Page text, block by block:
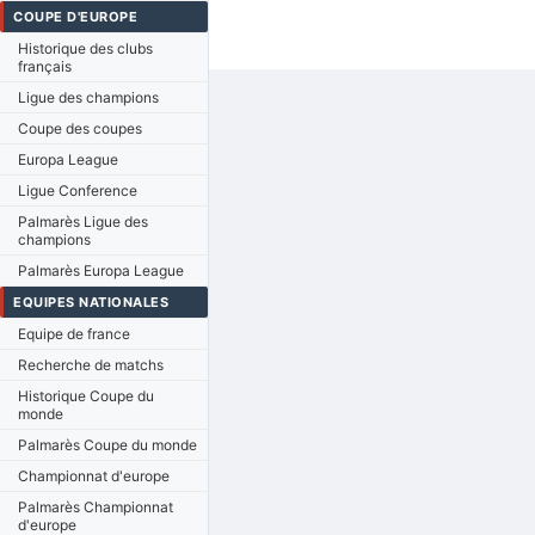
COUPE D'EUROPE
Historique des clubs
français
Ligue des champions
Coupe des coupes
Europa League
Ligue Conference
Palmarès Ligue des
champions
Palmarès Europa League
EQUIPES NATIONALES
Equipe de france
Recherche de matchs
Historique Coupe du
monde
Palmarès Coupe du monde
Championnat d'europe
Palmarès Championnat
d'europe